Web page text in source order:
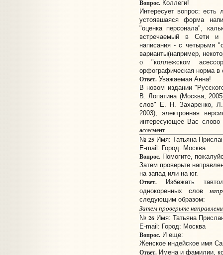
Вопрос.Коллеги!
Интересует вопрос:
устоявшаяся форма
"оценка персонала",
встречаемый в Сети и
написания - с четырьмя
варианты(например,
о "коллежском
орфографическая норма в
Ответ.Уважаемая Анна!
В новом издании
В. Лопатина (Москва,
слов" Е. Н. Захаренко,
2003), электронная
интересующее Вас
ассесмент.
№ 25Имя: Татьяна
E-mail: Город: Москва
Вопрос.Помогите,
Затем проверьте
на запад или на юг.
Ответ.Избежать
однокоренных слов
следующим образом:
Затем проверьте
№ 26Имя: Татьяна
E-mail: Город: Москва
Вопрос.И еще:
Женское индейское имя
Ответ.Имена и фамилии,